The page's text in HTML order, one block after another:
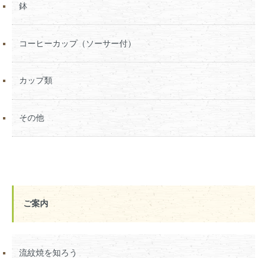
鉢
コーヒーカップ（ソーサー付）
カップ類
その他
ご案内
流紋焼を知ろう